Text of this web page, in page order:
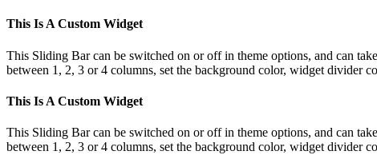
This Is A Custom Widget
This Sliding Bar can be switched on or off in theme options, and can
between 1, 2, 3 or 4 columns, set the background color, widget divider
This Is A Custom Widget
This Sliding Bar can be switched on or off in theme options, and can
between 1, 2, 3 or 4 columns, set the background color, widget divider